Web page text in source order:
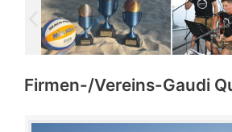
Firmen-/Vereins-Gaudi